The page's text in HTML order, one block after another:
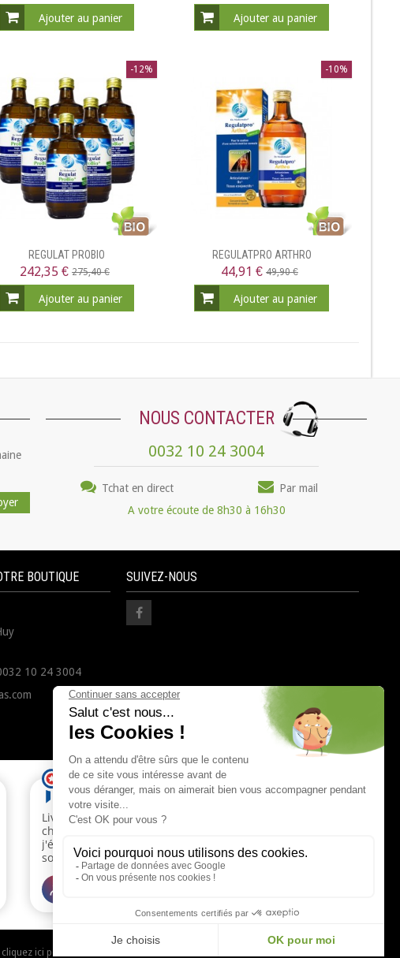
Ajouter au panier Ajouter au panier
-12%
REGULAT PROBIO
242,35 € 275,40 €
Ajouter au panier
-10%
REGULATPRO ARTHRO
44,91 € 49,90 €
Ajouter au panier
NOUS CONTACTER
0032 10 24 3004
Tchat en direct
Par mail
A votre écoute de 8h30 à 16h30
BOUTIQUE
10 24 3004
SUIVEZ-NOUS
cliquez ici pour vérifier